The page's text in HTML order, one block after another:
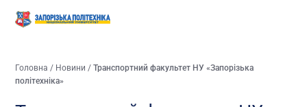
Головна / Новини /Транспортний факультет НУ «Запорізька
політехніка»